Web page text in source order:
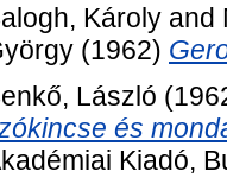
Károly and
(1962)
László
és
Kiadó,